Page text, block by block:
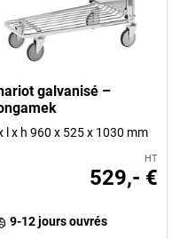
galvanisé –
l x h 960 x 525 x 1030 mm
HT
529,- €
9-12 jours ouvrés